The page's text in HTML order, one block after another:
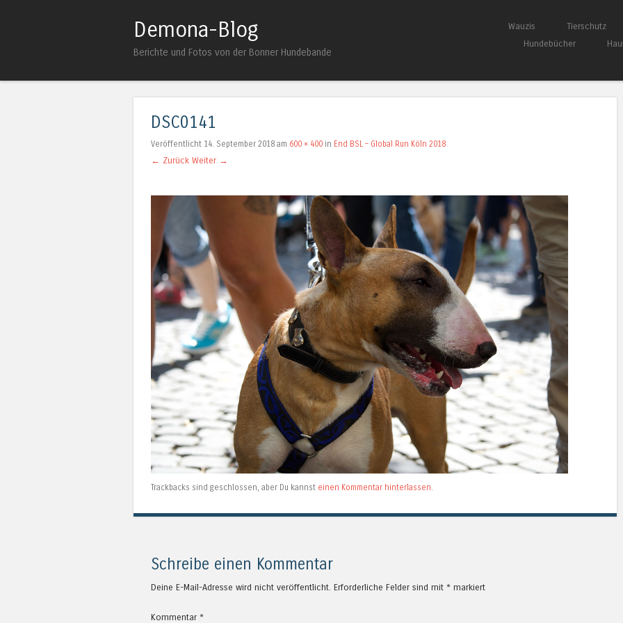
Demona-Blog
Berichte und Fotos von der Bonner Hundebande Menü
Springe zum Inhalt
Wauzis Tierschutz
Hundebücher
DSC0141
Veröffentlicht 14. September 2018 am 600 × 400 in End BSL – Global Run Köln 2018
← Zurück Weiter →
Trackbacks sind geschlossen, aber Du kannst einen Kommentar hinterlassen.
Schreibe einen Kommentar
Deine E-Mail-Adresse wird nicht veröffentlicht. Erforderliche Felder sind mit * markiert
Kommentar *